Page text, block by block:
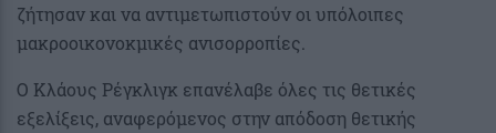
ζήτησαν και να αντιμετωπιστούν οι υπόλοιπες
μακροοικονοκμικές ανισορροπίες.
O Κλάους Ρέγκλιγκ επανέλαβε όλες τις θετικές
εξελίξεις, αναφερόμενος στην απόδοση θετικής